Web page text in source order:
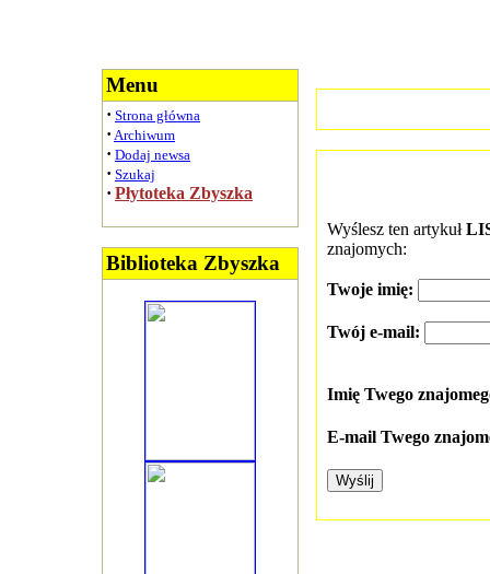
Menu
· Strona główna
· Archiwum
· Dodaj newsa
· Szukaj
· Płytoteka Zbyszka
Biblioteka Zbyszka
Wyślesz ten artykuł
znajomych:
Twoje imię:
Twój e-mail:
Imię Twego
E-mail Twego